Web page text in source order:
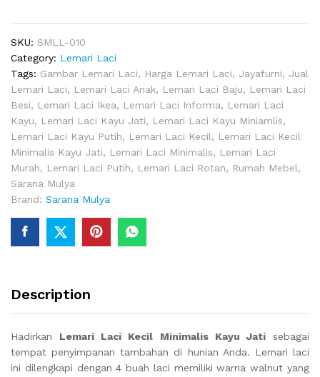
SKU: SMLL-010
Category: Lemari Laci
Tags: Gambar Lemari Laci, Harga Lemari Laci, Jayafurni, Jual
Lemari Laci, Lemari Laci Anak, Lemari Laci Baju, Lemari Laci
Besi, Lemari Laci Ikea, Lemari Laci Informa, Lemari Laci
Kayu, Lemari Laci Kayu Jati, Lemari Laci Kayu Miniamlis,
Lemari Laci Kayu Putih, Lemari Laci Kecil, Lemari Laci Kecil
Minimalis Kayu Jati, Lemari Laci Minimalis, Lemari Laci
Murah, Lemari Laci Putih, Lemari Laci Rotan, Rumah Mebel,
Sarana Mulya
Brand: Sarana Mulya
Description
Hadirkan Lemari Laci Kecil Minimalis Kayu Jatisebagai
tempat penyimpanan tambahan di hunian Anda. Lemari laci
ini dilengkapi dengan 4 buah laci memiliki warna walnut yang